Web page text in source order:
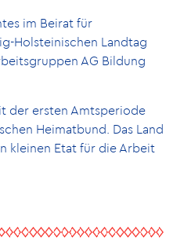
im Beirat für
Holsteinischen Landtag
AG Bildung
der ersten Amtsperiode
Heimatbund. Das Land
kleinen Etat für die Arbeit